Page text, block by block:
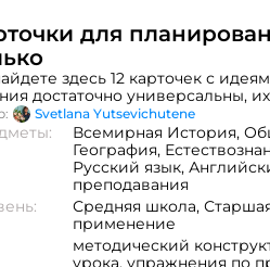
для
здесь 12 карточек с
достаточно универсальны,
занятий. Материал будет
так и тренерам курсов.
применить как упражнения
игровых заданий для
я применяла и на своих
мастер классов и
в png формате. Их
так и в печатном варианте.
Svetlana Yutsevichutene
Всемирная История,
География,
Русский язык,
преподавания
Средняя школа,
применение
методический
урока, упражнения по